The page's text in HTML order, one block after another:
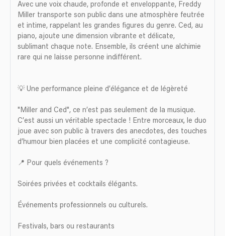
Avec une voix chaude, profonde et enveloppante, Freddy
Miller transporte son public dans une atmosphère feutrée
et intime, rappelant les grandes figures du genre. Ced, au
piano, ajoute une dimension vibrante et délicate,
sublimant chaque note. Ensemble, ils créent une alchimie
rare qui ne laisse personne indifférent.
💡 Une performance pleine d’élégance et de légèreté
"Miller and Ced", ce n’est pas seulement de la musique.
C’est aussi un véritable spectacle ! Entre morceaux, le duo
joue avec son public à travers des anecdotes, des touches
d’humour bien placées et une complicité contagieuse.
📍 Pour quels événements ?
Soirées privées et cocktails élégants.
Événements professionnels ou culturels.
Festivals, bars ou restaurants